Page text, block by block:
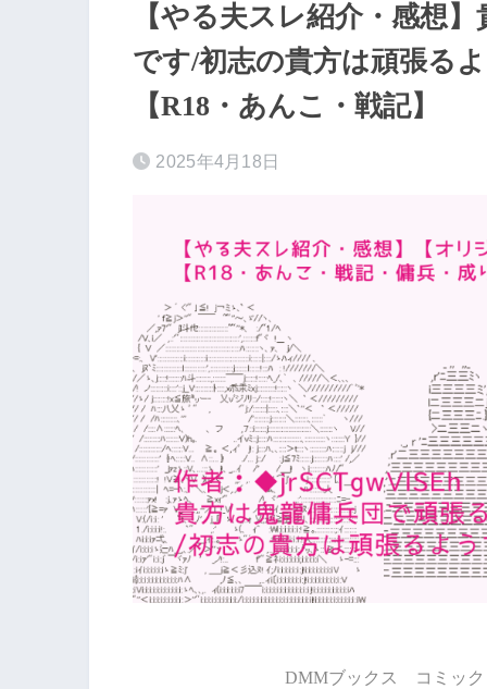
【やる夫スレ紹介・感想
です/初志の貴方は頑張る
【R18・あんこ・戦記】
2025年4月18日
DMMブックス コミッ